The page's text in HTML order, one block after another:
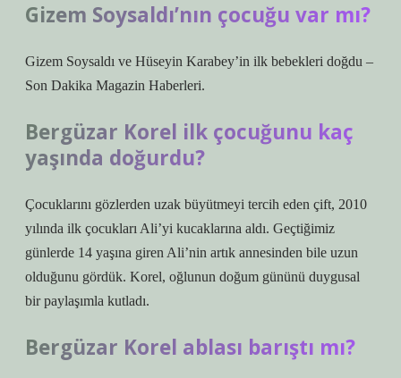
Gizem Soysaldı’nın çocuğu var mı?
Gizem Soysaldı ve Hüseyin Karabey’in ilk bebekleri doğdu –
Son Dakika Magazin Haberleri.
Bergüzar Korel ilk çocuğunu kaç
yaşında doğurdu?
Çocuklarını gözlerden uzak büyütmeyi tercih eden çift, 2010
yılında ilk çocukları Ali’yi kucaklarına aldı. Geçtiğimiz
günlerde 14 yaşına giren Ali’nin artık annesinden bile uzun
olduğunu gördük. Korel, oğlunun doğum gününü duygusal
bir paylaşımla kutladı.
Bergüzar Korel ablası barıştı mı?